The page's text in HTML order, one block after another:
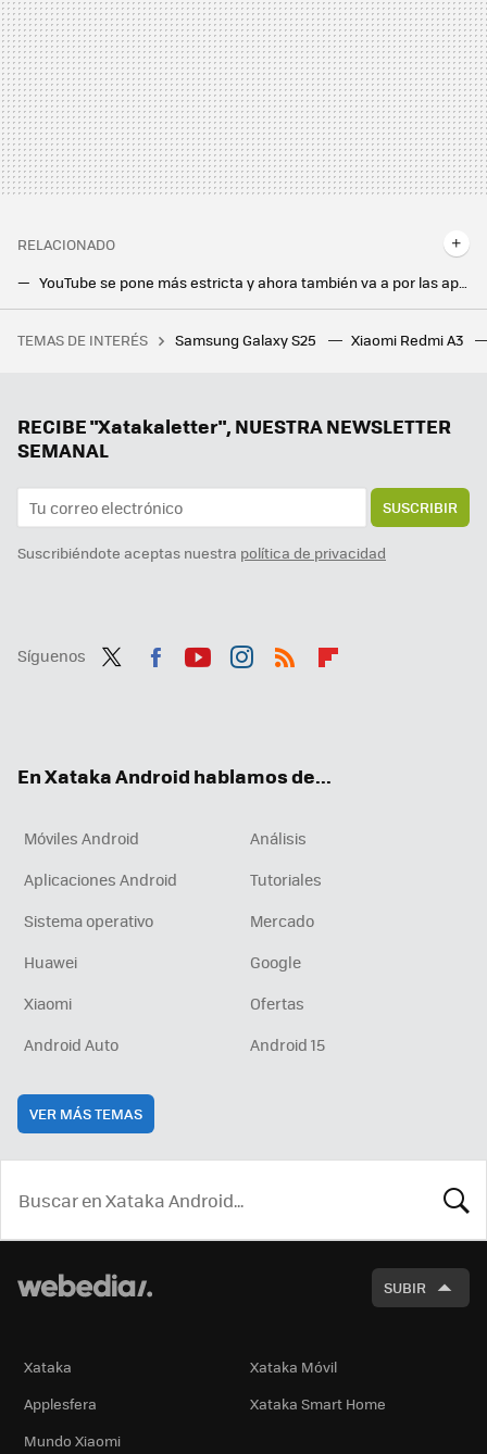
RELACIONADO
YouTube se pone más estricta y ahora también va a por las aplicaciones que bloquean anuncios
La cámara del Galaxy S23 tiene un nuevo zoom: así puedes conseguirlo
Francia recibe más turistas que nadie. Ahora ha tenido una idea para limitarlo: poner los vuelos carísimos
TEMAS DE INTERÉS Samsung Galaxy S25 Xiaomi Redmi A3
RECIBE "Xatakaletter", NUESTRA NEWSLETTER
SEMANAL
SUSCRIBIR
Suscribiéndote aceptas nuestra política de privacidad
Síguenos
En Xataka Android hablamos de...
Móviles Android
Análisis
Aplicaciones Android
Tutoriales
Sistema operativo
Mercado
Huawei
Google
Xiaomi
Ofertas
Android Auto
Android 15
VER MÁS TEMAS
SUBIR
Xataka
Xataka Móvil
Applesfera
Xataka Smart Home
Mundo Xiaomi